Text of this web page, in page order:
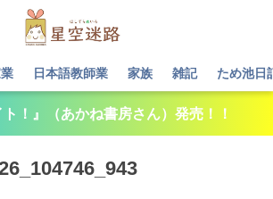
日本語教師業 家族 雑記 ため池日
！』（あかね書房さん）発売！！